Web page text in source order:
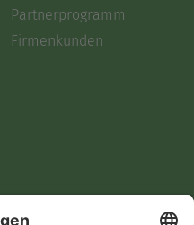
Partnerprogramm
Firmenkunden